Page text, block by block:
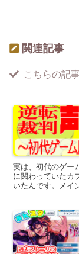
関連記事
こちらの記
実は、初代のゲー
に関わっていたカ
いたんです。メイ